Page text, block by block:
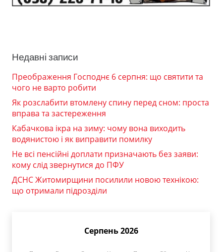
Недавні записи
Преображення Господнє 6 серпня: що святити та
чого не варто робити
Як розслабити втомлену спину перед сном: проста
вправа та застереження
Кабачкова ікра на зиму: чому вона виходить
водянистою і як виправити помилку
Не всі пенсійні доплати призначають без заяви:
кому слід звернутися до ПФУ
ДСНС Житомирщини посилили новою технікою:
що отримали підрозділи
Серпень 2026